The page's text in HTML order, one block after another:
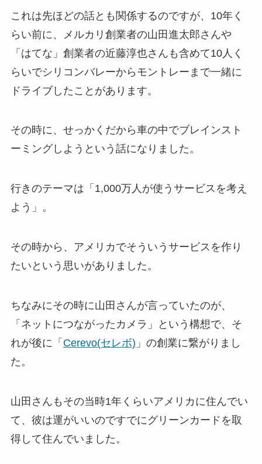
これは先ほどの話とも関係するのですが、10年く
らい前に、メルカリ創業者の山田進太郎さんや
「はてな」創業者の近藤淳也さんも含めて10人く
らいでシリコンバレーからモントレーまで一緒に
ドライブしたことがあります。
その時に、せっかくだから車の中でブレインスト
ーミングしようという話になりました。
行きのテーマは「1,000万人が使うサービスを考え
よう」。
その時から、アメリカでそういうサービスを作り
たいという思いがありました。
ちなみにその時に山田さんが言っていたのが、
「ネットにつながったカメラ」という構想で、そ
れが後に「 Cerevo(セレボ) 」の創業に繋がりまし
た。
山田さんもその当時1年くらいアメリカに住んでい
て、彼は運がいいのですでにグリーンカードを取
得して住んでいました。